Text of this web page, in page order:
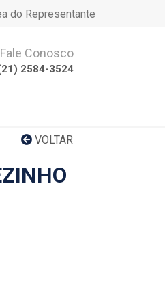
do Representante
Fale Conosco
2584-3524
VOLTAR